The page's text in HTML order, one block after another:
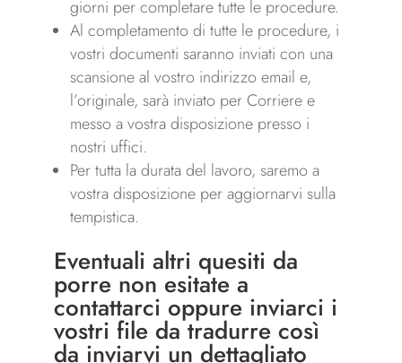
giorni per completare tutte le procedure.
Al completamento di tutte le procedure, i
vostri documenti saranno inviati con una
scansione al vostro indirizzo email e,
l’originale, sarà inviato per Corriere e
messo a vostra disposizione presso i
nostri uffici.
Per tutta la durata del lavoro, saremo a
vostra disposizione per aggiornarvi sulla
tempistica.
Eventuali altri quesiti da
porre non esitate a
contattarci oppure inviarci i
vostri file da tradurre così
da inviarvi un dettagliato